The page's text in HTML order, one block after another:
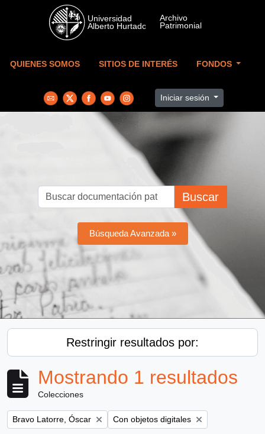
Skip to main content
QUIENES SOMOS SITIOS DE INTERÉS FONDOS
Iniciar sesión
Buscar
Búsqueda Avanzada »
Restringir resultados por:
Mostrando 1 resultados
Colecciones
Remove filter:
Bravo Latorre, Óscar Remove filter:
Con objetos digitales